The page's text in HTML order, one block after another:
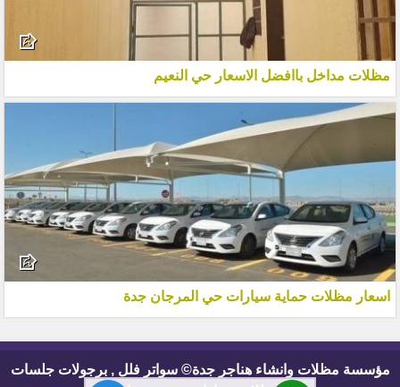
مظلات مداخل باافضل الاسعار حي النعيم
اسعار مظلات حماية سيارات حي المرجان جدة
مؤسسة مظلات وانشاء هناجر جدة© سواتر فلل , برجولات جلسات